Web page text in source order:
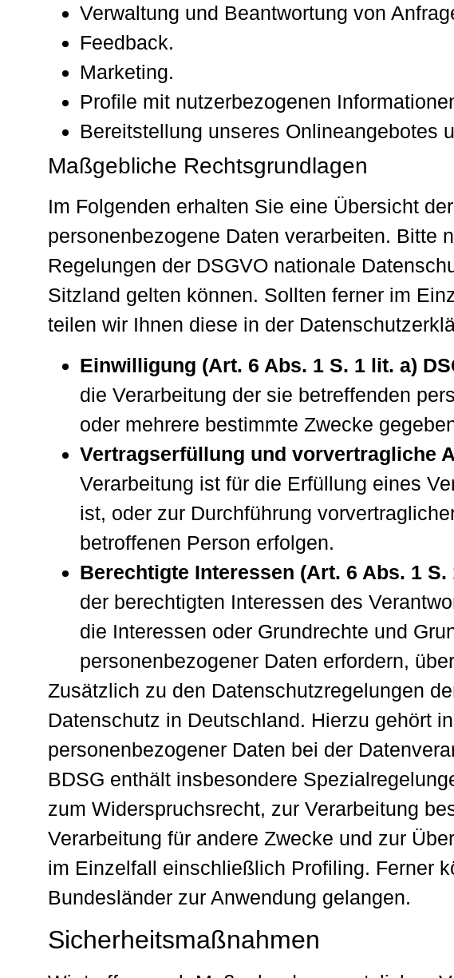
Verwaltung und Beantwortung von
Feedback.
Marketing.
Profile mit nutzerbezogenen
Bereitstellung unseres Onlineangebotes
Maßgebliche Rechtsgrundlagen
Im Folgenden erhalten Sie eine Übersicht
personenbezogene Daten verarbeiten. Bitte
Regelungen der DSGVO nationale
Sitzland gelten können. Sollten ferner im
teilen wir Ihnen diese in der
Einwilligung (Art. 6 Abs. 1 S. 1 lit. a)
die Verarbeitung der sie betreffenden
oder mehrere bestimmte Zwecke
Vertragserfüllung und vorvertragliche
Verarbeitung ist für die Erfüllung eines
ist, oder zur Durchführung
betroffenen Person erfolgen.
Berechtigte Interessen (Art. 6 Abs. 1 S.
der berechtigten Interessen des
die Interessen oder Grundrechte und
personenbezogener Daten erfordern,
Zusätzlich zu den Datenschutzregelungen
Datenschutz in Deutschland. Hierzu gehört
personenbezogener Daten bei der
BDSG enthält insbesondere
zum Widerspruchsrecht, zur Verarbeitung
Verarbeitung für andere Zwecke und zur
im Einzelfall einschließlich Profiling. Ferner
Bundesländer zur Anwendung gelangen.
Sicherheitsmaßnahmen